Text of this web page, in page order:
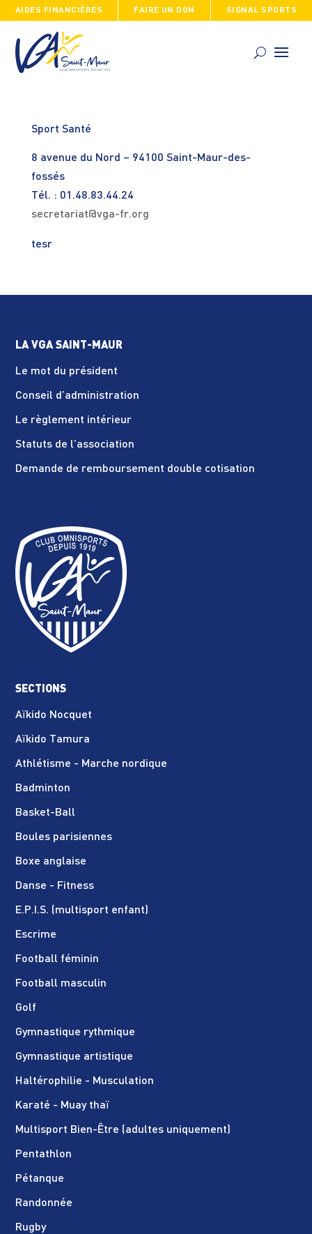
AIDES FINANCIÈRES FAIRE UN DON SIGNAL SPORTS
Sport Santé
8 avenue du Nord – 94100 Saint-Maur-des-
fossés
Tél. : 01.48.83.44.24
secretariat@vga-fr.org
tesr
LA VGA SAINT-MAUR
Le mot du président
Conseil d’administration
Le règlement intérieur
Statuts de l’association
Demande de remboursement double cotisation
SECTIONS
Aïkido Nocquet
Aïkido Tamura
Athlétisme - Marche nordique
Badminton
Basket-Ball
Boules parisiennes
Boxe anglaise
Danse - Fitness
E.P.I.S. (multisport enfant)
Escrime
Football féminin
Football masculin
Golf
Gymnastique rythmique
Gymnastique artistique
Haltérophilie - Musculation
Karaté - Muay thaï
Multisport Bien-Être (adultes uniquement)
Pentathlon
Pétanque
Randonnée
Rugby